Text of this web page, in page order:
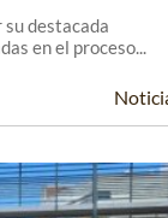
destacada
en el proceso...